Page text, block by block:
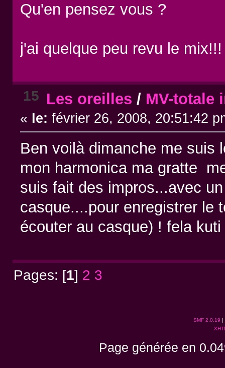
Qu'en pensez vous ?
j'ai quelque peu revu le mix!!!
15 Les oreilles / MV-totale
« le: février 26, 2008, 20:51:42
Ben voilà dimanche me suis
mon harmonica ma gratte
suis fait des impros...avec
casque....pour enregistrer le
écouter au casque) ! fela
Pages: [1] 2 3
SMF 2.0.19 |
Page générée en